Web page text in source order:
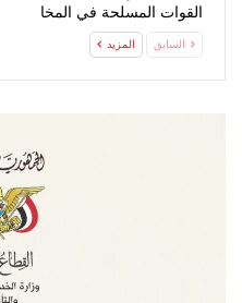
القوات المسلحة في المخا
السابق المزيد